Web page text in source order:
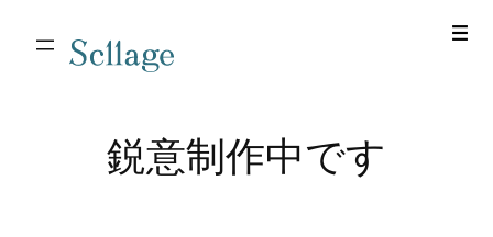
Scllage
鋭意制作中です